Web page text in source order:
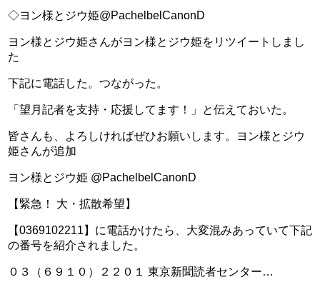
◇ヨン様とジウ姫@PachelbelCanonD
ヨン様とジウ姫さんがヨン様とジウ姫をリツイートしまし
た
下記に電話した。つながった。
「望月記者を支持・応援してます！」と伝えておいた。
皆さんも、よろしければぜひお願いします。ヨン様とジウ
姫さんが追加
ヨン様とジウ姫 @PachelbelCanonD
【緊急！ 大・拡散希望】
【0369102211】に電話かけたら、大変混みあっていて下記
の番号を紹介されました。
０３（６９１０）２２０１ 東京新聞読者センター…